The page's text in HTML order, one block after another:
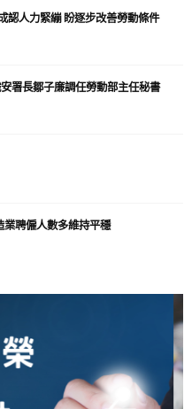
認人力緊繃 盼逐步改善勞動條件
署長鄒子廉調任勞動部主任秘書
業聘僱人數多維持平穩